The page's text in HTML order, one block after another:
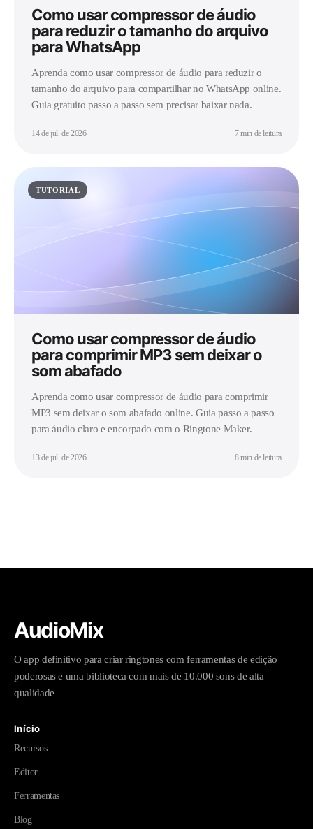
Como usar compressor de áudio
para reduzir o tamanho do arquivo
para WhatsApp
Aprenda como usar compressor de áudio para reduzir o
tamanho do arquivo para compartilhar no WhatsApp online.
Guia gratuito passo a passo sem precisar baixar nada.
14 de jul. de 2026 7 min de leitura
TUTORIAL
Como usar compressor de áudio
para comprimir MP3 sem deixar o
som abafado
Aprenda como usar compressor de áudio para comprimir
MP3 sem deixar o som abafado online. Guia passo a passo
para áudio claro e encorpado com o Ringtone Maker.
13 de jul. de 2026 8 min de leitura
AudioMix
O app definitivo para criar ringtones com ferramentas de edição
poderosas e uma biblioteca com mais de 10.000 sons de alta
qualidade
Início
Recursos
Editor
Ferramentas
Blog